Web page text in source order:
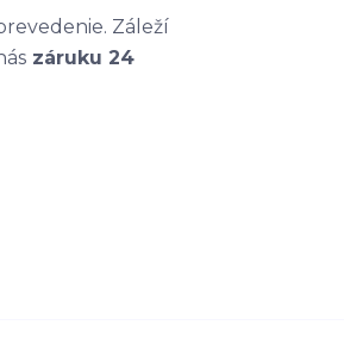
Záleží
záruku 24